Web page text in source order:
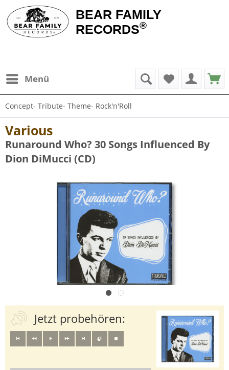
BEAR FAMILY
RECORDS®
Menü
Concept- Tribute- Theme- Rock'n'Roll
Various
Runaround Who? 30 Songs Influenced By
Dion DiMucci (CD)
Jetzt probehören: